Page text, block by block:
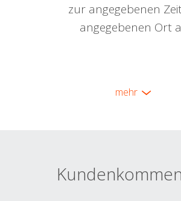
zur angegebenen
angegebenen Ort
mehr